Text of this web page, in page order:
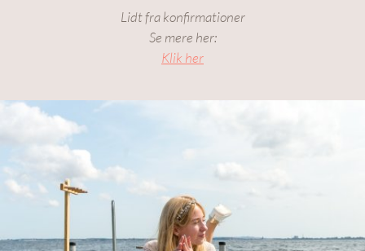
Lidt fra konfirmationer
Se mere her:
Klik her